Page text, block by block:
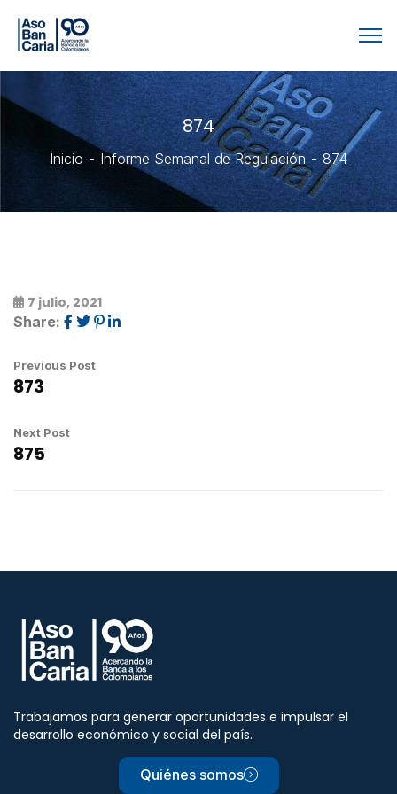
874
Inicio Informe Semanal de Regulación 874
7 julio, 2021
Share:
Previous Post
873
Next Post
875
Trabajamos para generar oportunidades e impulsar el
desarrollo económico y social del país.
Quiénes somos